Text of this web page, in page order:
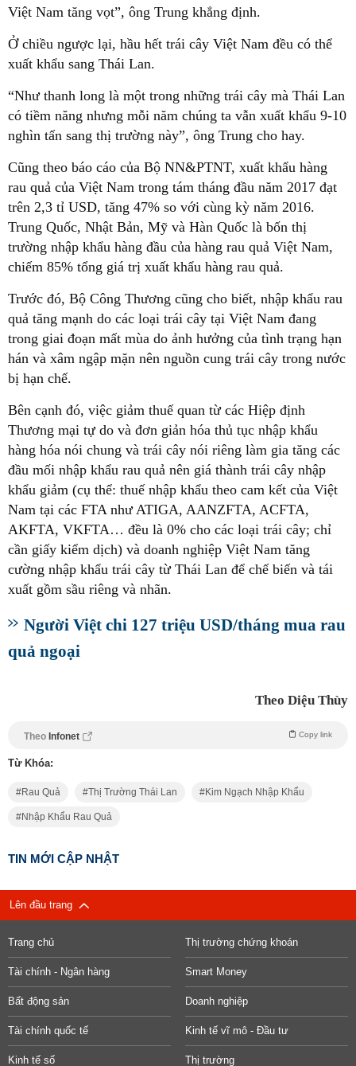
Việt Nam tăng vọt”, ông Trung khẳng định.
Ở chiều ngược lại, hầu hết trái cây Việt Nam đều có thể
xuất khẩu sang Thái Lan.
“Như thanh long là một trong những trái cây mà Thái Lan
có tiềm năng nhưng mỗi năm chúng ta vẫn xuất khẩu 9-10
nghìn tấn sang thị trường này”, ông Trung cho hay.
Cũng theo báo cáo của Bộ NN&PTNT, xuất khẩu hàng
rau quả của Việt Nam trong tám tháng đầu năm 2017 đạt
trên 2,3 tỉ USD, tăng 47% so với cùng kỳ năm 2016.
Trung Quốc, Nhật Bản, Mỹ và Hàn Quốc là bốn thị
trường nhập khẩu hàng đầu của hàng rau quả Việt Nam,
chiếm 85% tổng giá trị xuất khẩu hàng rau quả.
Trước đó, Bộ Công Thương cũng cho biết, nhập khẩu rau
quả tăng mạnh do các loại trái cây tại Việt Nam đang
trong giai đoạn mất mùa do ảnh hưởng của tình trạng hạn
hán và xâm ngập mặn nên nguồn cung trái cây trong nước
bị hạn chế.
Bên cạnh đó, việc giảm thuế quan từ các Hiệp định
Thương mại tự do và đơn giản hóa thủ tục nhập khẩu
hàng hóa nói chung và trái cây nói riêng làm gia tăng các
đầu mối nhập khẩu rau quả nên giá thành trái cây nhập
khẩu giảm (cụ thể: thuế nhập khẩu theo cam kết của Việt
Nam tại các FTA như ATIGA, AANZFTA, ACFTA,
AKFTA, VKFTA… đều là 0% cho các loại trái cây; chỉ
cần giấy kiểm dịch) và doanh nghiệp Việt Nam tăng
cường nhập khẩu trái cây từ Thái Lan để chế biến và tái
xuất gồm sầu riêng và nhãn.
Người Việt chi 127 triệu USD/tháng mua rau
quả ngoại
Theo Diệu Thùy
Theo Infonet Copy link
Từ Khóa:
Rau Quả Thị Trường Thái Lan Kim Ngạch Nhập Khẩu
Nhập Khẩu Rau Quả
TIN MỚI CẬP NHẬT
Lên đầu trang
Trang chủ Thị trường chứng khoán
Tài chính - Ngân hàng Smart Money
Bất động sản Doanh nghiệp
Tài chính quốc tế Kinh tế vĩ mô - Đầu tư
Kinh tế số Thị trường